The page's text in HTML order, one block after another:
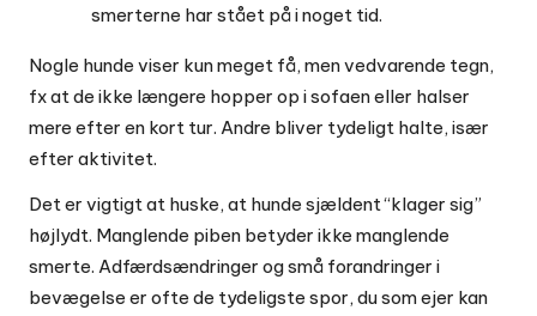
smerterne har stået på i noget tid.
Nogle hunde viser kun meget få, men vedvarende tegn,
fx at de ikke længere hopper op i sofaen eller halser
mere efter en kort tur. Andre bliver tydeligt halte, især
efter aktivitet.
Det er vigtigt at huske, at hunde sjældent “klager sig”
højlydt. Manglende piben betyder ikke manglende
smerte. Adfærdsændringer og små forandringer i
bevægelse er ofte de tydeligste spor, du som ejer kan